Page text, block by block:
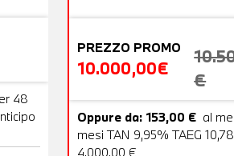
48
PREZZO PROMO
10.000,00€
€
Oppure da: 153,00 € al
mesi TAN 9,95% TAEG
4.000,00 €